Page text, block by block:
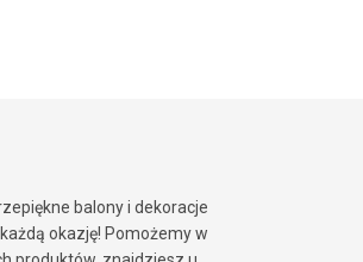
balony i dekoracje
okazję! Pomożemy w